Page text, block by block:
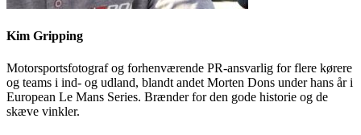
Kim Gripping
Motorsportsfotograf og forhenværende PR-ansvarlig for flere kørere
og teams i ind- og udland, blandt andet Morten Dons under hans år i
European Le Mans Series. Brænder for den gode historie og de
skæve vinkler.